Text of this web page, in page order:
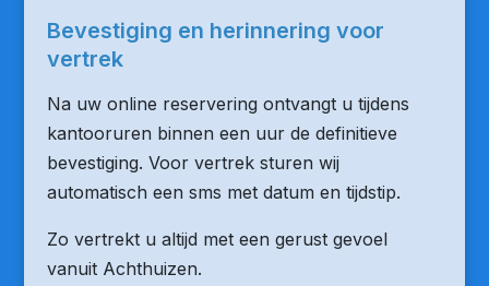
Bevestiging en herinnering voor
vertrek
Na uw online reservering ontvangt u tijdens
kantooruren binnen een uur de definitieve
bevestiging. Voor vertrek sturen wij
automatisch een sms met datum en tijdstip.
Zo vertrekt u altijd met een gerust gevoel
vanuit Achthuizen.